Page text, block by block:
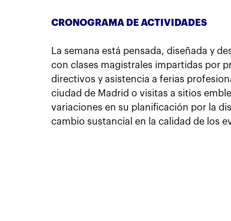
CRONOGRAMA DE ACTIVIDADES
La semana está pensada, diseñada y
con clases magistrales impartidas por
directivos y asistencia a ferias
ciudad de Madrid o visitas a sitios
variaciones en su planificación por la
cambio sustancial en la calidad de los